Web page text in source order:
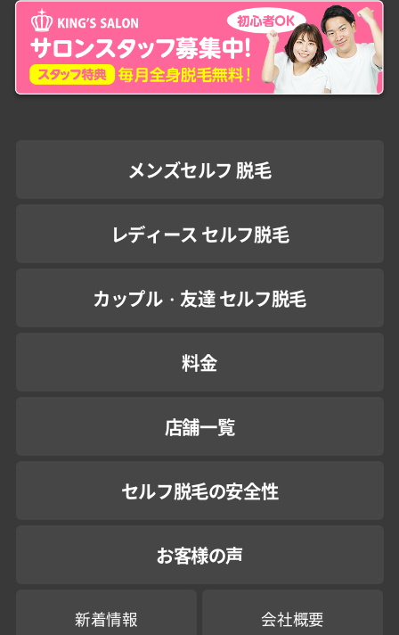
メンズセルフ 脱毛
レディース セルフ脱毛
カップル・友達 セルフ脱毛
料金
店舗一覧
セルフ脱毛の安全性
お客様の声
新着情報 会社概要